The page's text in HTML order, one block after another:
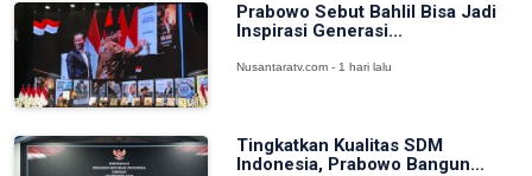
Prabowo Sebut Bahlil Bisa Jadi
Inspirasi Generasi...
Nusantaratv.com - 1 hari lalu
Tingkatkan Kualitas SDM
Indonesia, Prabowo Bangun...